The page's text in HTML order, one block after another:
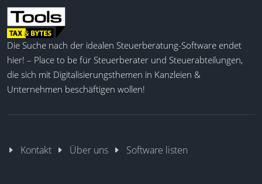
Die Suche nach der idealen Steuerberatung-Software endet
hier! – Place to be für Steuerberater und Steuerabteilungen,
die sich mit Digitalisierungsthemen in Kanzleien &
Unternehmen beschäftigen wollen!
Kontakt Über uns Software listen